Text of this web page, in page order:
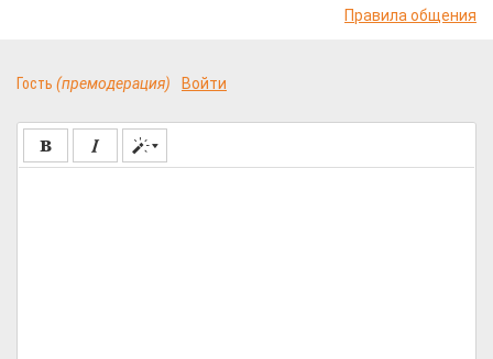
Правила общения
Гость (премодерация) Войти